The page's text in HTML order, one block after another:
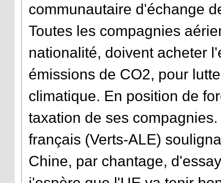
communautaire d'échange
Toutes les compagnies
nationalité, doivent acheter
émissions de CO2, pour
climatique. En position de
taxation de ses
français (Verts-ALE)
Chine, par chantage,